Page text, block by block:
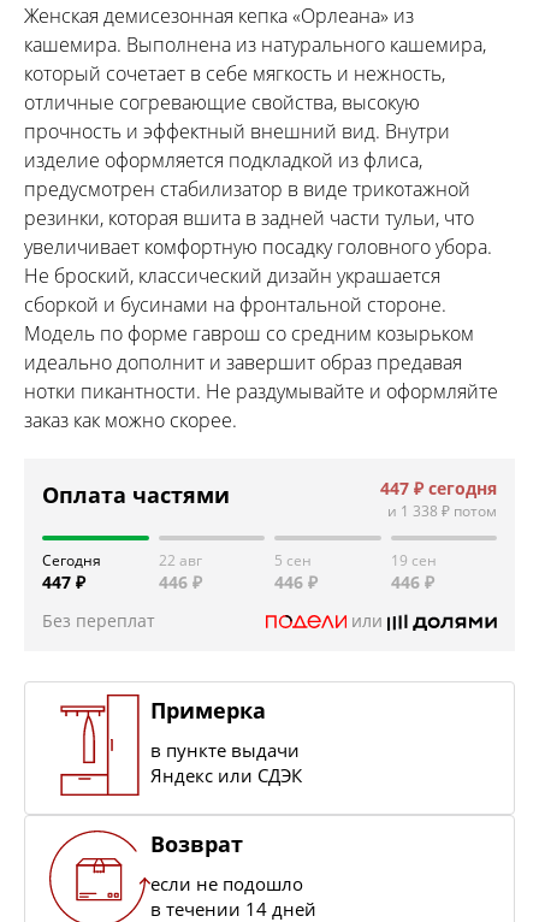
Женская демисезонная кепка «Орлеана» из
кашемира. Выполнена из натурального кашемира,
который сочетает в себе мягкость и нежность,
отличные согревающие свойства, высокую
прочность и эффектный внешний вид. Внутри
изделие оформляется подкладкой из флиса,
предусмотрен стабилизатор в виде трикотажной
резинки, которая вшита в задней части тульи, что
увеличивает комфортную посадку головного убора.
Не броский, классический дизайн украшается
сборкой и бусинами на фронтальной стороне.
Модель по форме гаврош со средним козырьком
идеально дополнит и завершит образ предавая
нотки пикантности. Не раздумывайте и оформляйте
заказ как можно скорее.
Оплата частями 447 ₽ сегодня
и 1 338 ₽ потом
Сегодня
447 ₽
22 авг
446 ₽
5 сен
446 ₽
19 сен
446 ₽
Без переплат
или
Примерка
в пункте выдачи
Яндекс или СДЭК
Возврат
если не подошло
в течении 14 дней